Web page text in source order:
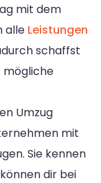
mit dem
alle Leistungen
schaffst
mögliche
Umzug
mit
Sie kennen
dir bei